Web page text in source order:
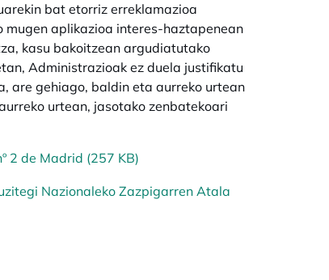
bat etorriz erreklamazioa
aplikazioa interes-haztapenean
kasu bakoitzean argudiatutako
Administrazioak ez duela justifikatu
are gehiago, baldin eta aurreko urtean
urtean, jasotako zenbatekoari
2 de Madrid (257 KB)
Nazionaleko Zazpigarren Atala